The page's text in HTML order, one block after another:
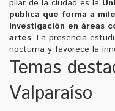
pilar de la ciudad es la
pública que forma a
investigación en áreas
artes. La presencia
nocturna y favorece la
Temas
Valparaíso